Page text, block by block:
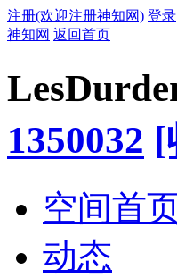
注册(欢迎注册神知网) 登录
神知网 返回首页
1350032 [
空间首
动态